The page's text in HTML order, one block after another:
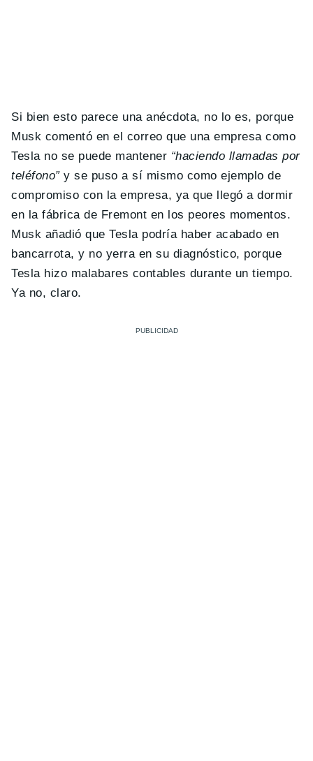
Si bien esto parece una anécdota, no lo es, porque
Musk comentó en el correo que una empresa como
Tesla no se puede mantener “haciendo llamadas por
teléfono”y se puso a sí mismo como ejemplo de
compromiso con la empresa, ya que llegó a dormir
en la fábrica de Fremont en los peores momentos.
Musk añadió que Tesla podría haber acabado en
bancarrota, y no yerra en su diagnóstico, porque
Tesla hizo malabares contables durante un tiempo.
Ya no, claro.